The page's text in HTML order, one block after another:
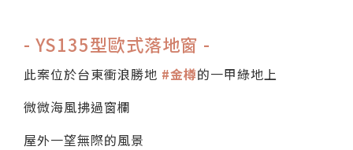
- YS135型歐式落地窗 -
此案位於台東衝浪勝地 #金樽的一甲綠地上
微微海風拂過窗欄
屋外一望無際的風景